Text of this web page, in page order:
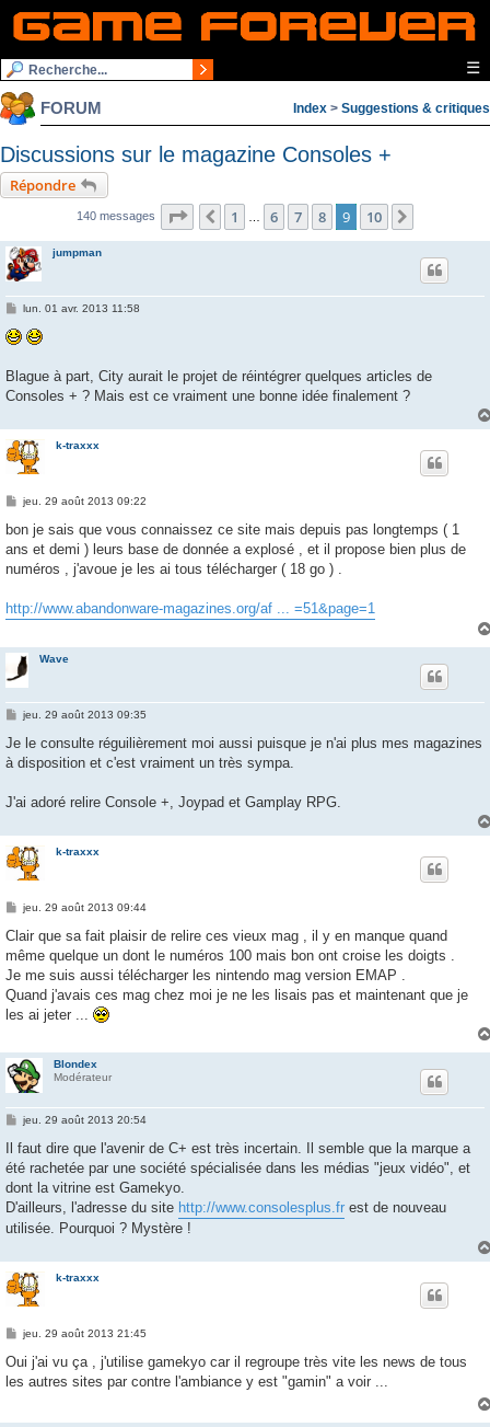
☰
FORUM Index > Suggestions & critiques
Discussions sur le magazine Consoles +
Répondre
140 messages Page sur 10
Précédente
1 … 6 7 8 9 10
jumpman
M
s
s
g
lun. 01 avr. 2013 11:58
Blague à part, City aurait le projet de réintégrer quelques articles de
Consoles + ? Mais est ce vraiment une bonne idée finalement ?
k-traxxx
M
s
a
g
jeu. 29 août 2013 09:22
bon je sais que vous connaissez ce site mais depuis pas longtemps ( 1
ans et demi ) leurs base de donnée a explosé , et il propose bien plus de
numéros , j'avoue je les ai tous télécharger ( 18 go ) .
http://www.abandonware-magazines.org/af ... =51&page=1
Wave
M
s
a
jeu. 29 août 2013 09:35
Je le consulte réguilièrement moi aussi puisque je n'ai plus mes magazines
à disposition et c'est vraiment un très sympa.
J'ai adoré relire Console +, Joypad et Gamplay RPG.
k-traxxx
M
s
a
g
jeu. 29 août 2013 09:44
Clair que sa fait plaisir de relire ces vieux mag , il y en manque quand
même quelque un dont le numéros 100 mais bon ont croise les doigts .
Je me suis aussi télécharger les nintendo mag version EMAP .
Quand j'avais ces mag chez moi je ne les lisais pas et maintenant que je
les ai jeter ...
Blondex
Modérateur
M
s
a
g
jeu. 29 août 2013 20:54
Il faut dire que l'avenir de C+ est très incertain. Il semble que la marque a
été rachetée par une société spécialisée dans les médias "jeux vidéo", et
dont la vitrine est Gamekyo.
D'ailleurs, l'adresse du site http://www.consolesplus.fr est de nouveau
utilisée. Pourquoi ? Mystère !
k-traxxx
M
s
a
jeu. 29 août 2013 21:45
Oui j'ai vu ça , j'utilise gamekyo car il regroupe très vite les news de tous
les autres sites par contre l'ambiance y est "gamin" a voir ...